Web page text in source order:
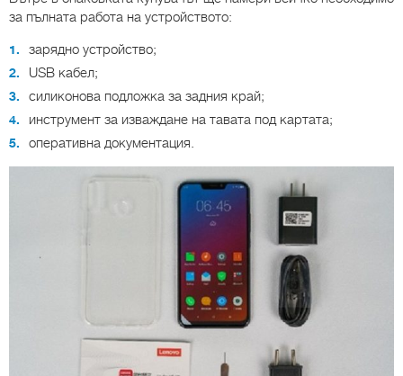
за пълната работа на устройството:
зарядно устройство;
USB кабел;
силиконова подложка за задния край;
инструмент за изваждане на тавата под картата;
оперативна документация.